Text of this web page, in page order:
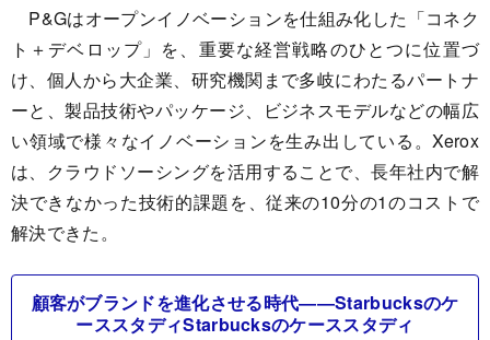
P&Gはオープンイノベーションを仕組み化した「コネク
ト＋デベロップ」を、重要な経営戦略のひとつに位置づ
け、個人から大企業、研究機関まで多岐にわたるパートナ
ーと、製品技術やパッケージ、ビジネスモデルなどの幅広
い領域で様々なイノベーションを生み出している。Xerox
は、クラウドソーシングを活用することで、長年社内で解
決できなかった技術的課題を、従来の10分の1のコストで
解決できた。
顧客がブランドを進化させる時代――Starbucksのケ
ーススタディStarbucksのケーススタディ